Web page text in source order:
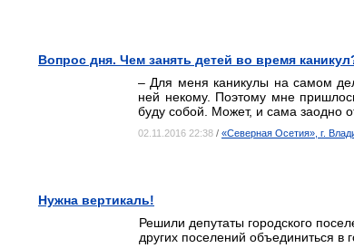
Вопрос дня. Чем занять детей во время
– Для меня каникулы на самом
ней некому. Поэтому мне
буду собой. Может, и сама заодно
02.11.2016 22:38 / «Северная Осетия», г.
Нужна вертикаль!
Решили депутаты городского
других поселений объединиться в